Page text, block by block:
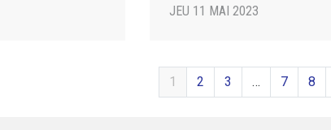
JEU 11 MAI 2023
1 2 3 … 7 8